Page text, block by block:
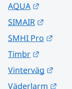
AQUA
SIMAIR
SMHI Pro
Timbr
Vinterväg
Väderlarm